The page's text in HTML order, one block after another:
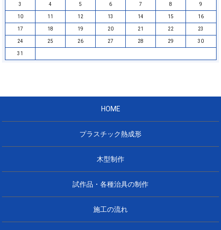
3 4 5 6 7 8 9
10 11 12 13 14 15 16
17 18 19 20 21 22 23
24 25 26 27 28 29 30
31
HOME
プラスチック熱成形
木型制作
試作品・各種治具の制作
施工の流れ